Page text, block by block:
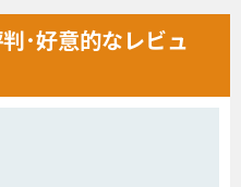
･好意的なレビュ